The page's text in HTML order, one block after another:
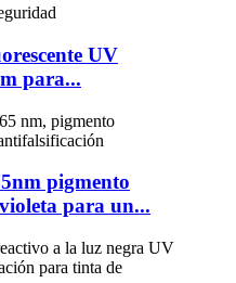
UV
para...
pigmento
para un...